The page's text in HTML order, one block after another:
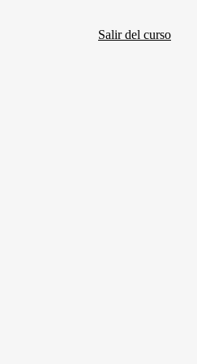
Salir del curso